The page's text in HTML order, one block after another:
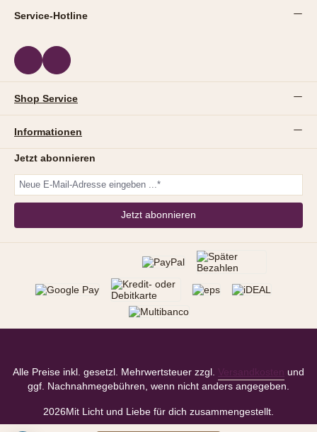
Service-Hotline
Shop Service
Informationen
Jetzt abonnieren
Jetzt abonnieren
Alle Preise inkl. gesetzl. Mehrwertsteuer zzgl. Versandkosten
und
ggf. Nachnahmegebühren, wenn nicht anders angegeben.
2026Mit Licht und Liebe für dich zusammengestellt.